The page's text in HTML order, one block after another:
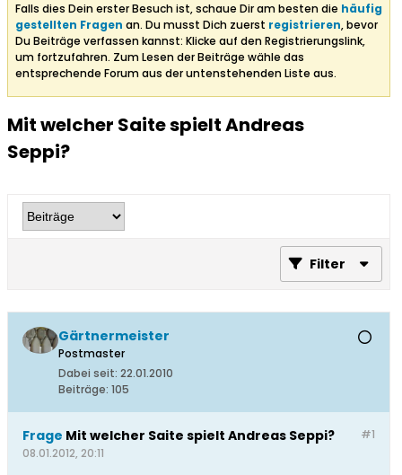
Falls dies Dein erster Besuch ist, schaue Dir am besten die häufig
gestellten Fragen an. Du musst Dich zuerst registrieren, bevor
Du Beiträge verfassen kannst: Klicke auf den Registrierungslink,
um fortzufahren. Zum Lesen der Beiträge wähle das
entsprechende Forum aus der untenstehenden Liste aus.
Mit welcher Saite spielt Andreas
Seppi?
Filter
Gärtnermeister
Postmaster
Dabei seit: 22.01.2010
Beiträge: 105
#1
Frage Mit welcher Saite spielt Andreas Seppi?
08.01.2012, 20:11